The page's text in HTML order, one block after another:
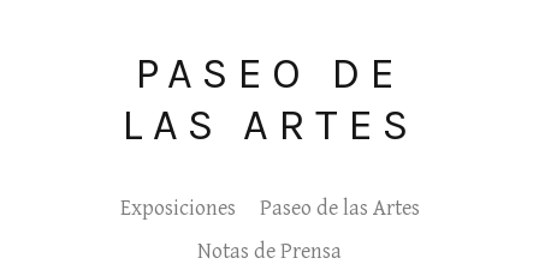
PASEO DE
LAS ARTES
Exposiciones
Paseo de las Artes
Notas de Prensa